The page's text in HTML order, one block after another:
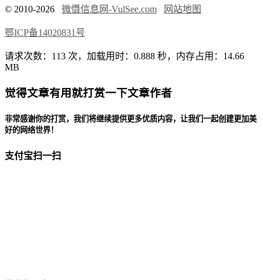
© 2010-2026 微慑信息网-VulSee.com 网站地图
鄂ICP备14020831号
请求次数：113 次，加载用时：0.888 秒，内存占用：14.66
MB
觉得文章有用就打赏一下文章作者
非常感谢你的打赏，我们将继续提供更多优质内容，让我们一起创建更加美
好的网络世界！
支付宝扫一扫